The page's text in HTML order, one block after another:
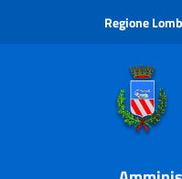
Regione